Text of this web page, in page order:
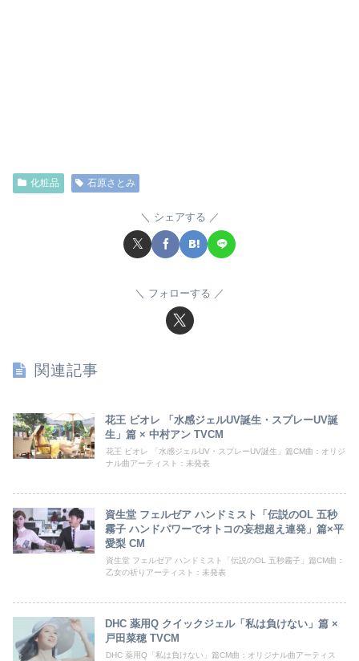
化粧品 石原さとみ
シェアする
フォローする
関連記事
花王 ビオレ 「水感ジェルUV誕生・スプレーUV誕
生」篇 × 中村アン TVCM
花王 ビオレ 「水感ジェルUV・スプレーUV誕生」篇CM曲：オリジ
ナル曲アーティスト：未発表
資生堂 フェルゼア ハンドミスト「伝説のOL 五秒
霧子 ハンドパワーでオトコの妄想超え連発」篇×平
愛梨 CM
資生堂 フェルゼア ハンドミスト「伝説のOL 五秒霧子」篇CM曲：
乙女の祈りアーティスト：未発表
DHC 薬用Q クイックジェル「私は負けない」篇 ×
戸田菜穂 TVCM
DHC 薬用Q「私は負けない」篇CM曲：オリジナル曲アーティス